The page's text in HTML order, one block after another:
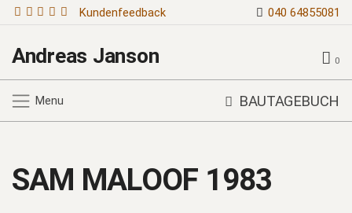
Kundenfeedback 040 64855081
Andreas Janson 0
Menu BAUTAGEBUCH
SAM MALOOF 1983